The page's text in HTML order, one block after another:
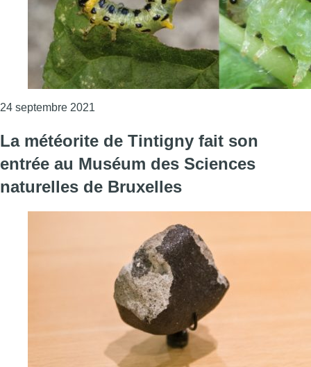
24 septembre 2021
La météorite de Tintigny fait son
entrée au Muséum des Sciences
naturelles de Bruxelles